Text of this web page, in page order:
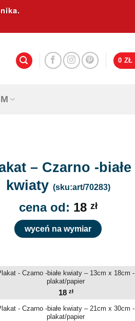
0 ZŁ
– Czarno -białe
kwiaty (sku:art/70283)
cena od: 18 zł
wyceń na wymiar
- Czarno -białe kwiaty – 13cm x 18cm -
plakat/papier
18 zł
- Czarno -białe kwiaty – 21cm x 30cm -
plakat/papier